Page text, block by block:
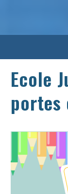
Ecole
portes